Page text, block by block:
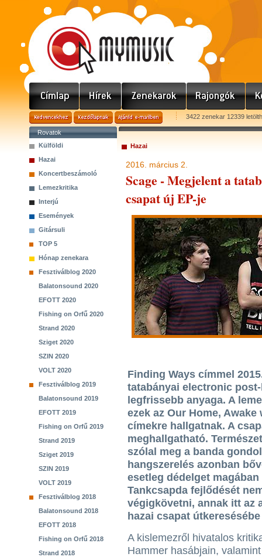
3422 zenekar 12339
Rovatok
Külföldi
Hazai
Koncertbeszámoló
Lemezkritika
Interjú
Események
Gitársuli
TOP 5
Hónap zenekara
Fesztiválblog 2020
Balatonsound 2020
EFOTT 2020
Fishing on Orfű 2020
Strand 2020
Sziget 2020
SZIN 2020
VOLT 2020
Fesztiválblog 2019
Balatonsound 2019
EFOTT 2019
Fishing on Orfű 2019
Strand 2019
Sziget 2019
SZIN 2019
VOLT 2019
Fesztiválblog 2018
Balatonsound 2018
EFOTT 2018
Fishing on Orfű 2018
Strand 2018
Hazai
2016. március 2.
Scage - Megjelent a
csapat új EP-je
Finding Ways címmel
tatabányai electronic
legfrissebb anyaga. A
ezek az Our Home,
címekre hallgatnak. A
meghallgatható.
szólal meg a banda
hangszerelés azonban
esetleg dédelget
Tankcsapda fejlődését
végigkövetni, annak itt az
hazai csapat
A kislemezről hivatalos
Hammer hasábjain,